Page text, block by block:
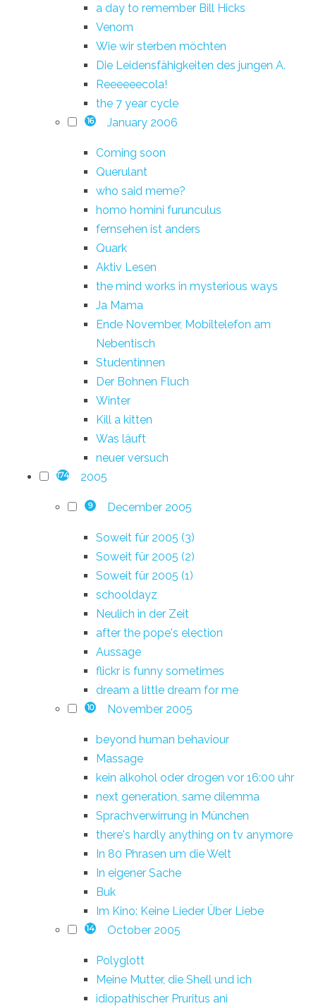
a day to remember Bill Hicks
Venom
Wie wir sterben möchten
Die Leidensfähigkeiten des jungen A.
Reeeeeecola!
the 7 year cycle
16 January 2006
Coming soon
Querulant
who said meme?
homo homini furunculus
fernsehen ist anders
Quark
Aktiv Lesen
the mind works in mysterious ways
Ja Mama
Ende November, Mobiltelefon am
Nebentisch
Studentinnen
Der Bohnen Fluch
Winter
Kill a kitten
Was läuft
neuer versuch
174 2005
9 December 2005
Soweit für 2005 (3)
Soweit für 2005 (2)
Soweit für 2005 (1)
schooldayz
Neulich in der Zeit
after the pope's election
Aussage
flickr is funny sometimes
dream a little dream for me
10 November 2005
beyond human behaviour
Massage
kein alkohol oder drogen vor 16:00 uhr
next generation, same dilemma
Sprachverwirrung in München
there's hardly anything on tv anymore
In 80 Phrasen um die Welt
In eigener Sache
Buk
Im Kino: Keine Lieder Über Liebe
14 October 2005
Polyglott
Meine Mutter, die Shell und ich
idiopathischer Pruritus ani